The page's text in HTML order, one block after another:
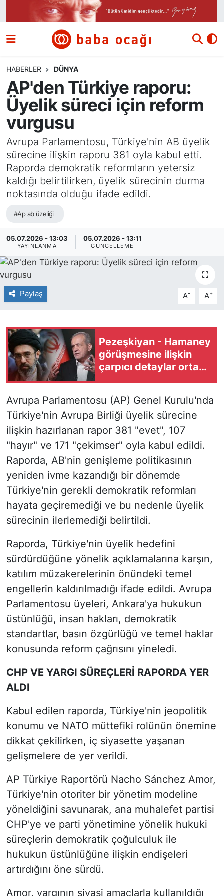
HABERLER DÜNYA
AP'den Türkiye raporu:
Üyelik süreci için reform
vurgusu
Avrupa Parlamentosu, Türkiye'nin AB üyelik
sürecine ilişkin raporu 381 oyla kabul etti.
Raporda demokratik reformların yetersiz
kaldığı belirtilirken, üyelik sürecinin durma
noktasında olduğu ifade edildi.
#Ap ab üzeliği
05.07.2026 - 13:03
YAYINLANMA
05.07.2026 - 13:11
GÜNCELLEME
Paylaş A- A+
Pezeşkiyan - Hamaney
görüşmesine ilişkin
çarpıcı detaylar ortaya
Avrupa Parlamentosu (AP) Genel Kurulu'nda
Türkiye'nin Avrupa Birliği üyelik sürecine
ilişkin hazırlanan rapor 381 "evet", 107
"hayır" ve 171 "çekimser" oyla kabul edildi.
Raporda, AB'nin genişleme politikasının
yeniden ivme kazandığı bir dönemde
Türkiye'nin gerekli demokratik reformları
hayata geçiremediği ve bu nedenle üyelik
sürecinin ilerlemediği belirtildi.
Raporda, Türkiye'nin üyelik hedefini
sürdürdüğüne yönelik açıklamalarına karşın,
katılım müzakerelerinin önündeki temel
engellerin kaldırılmadığı ifade edildi. Avrupa
Parlamentosu üyeleri, Ankara'ya hukukun
üstünlüğü, insan hakları, demokratik
standartlar, basın özgürlüğü ve temel haklar
konusunda reform çağrısını yineledi.
CHP VE YARGI SÜREÇLERİ RAPORDA YER
ALDI
Kabul edilen raporda, Türkiye'nin jeopolitik
konumu ve NATO müttefiki rolünün önemine
dikkat çekilirken, iç siyasette yaşanan
gelişmelere de yer verildi.
AP Türkiye Raportörü Nacho Sánchez Amor,
Türkiye'nin otoriter bir yönetim modeline
yöneldiğini savunarak, ana muhalefet partisi
CHP'ye ve parti yönetimine yönelik hukuki
süreçlerin demokratik çoğulculuk ile
hukukun üstünlüğüne ilişkin endişeleri
artırdığını öne sürdü.
Amor, yargının siyasi amaçlarla kullanıldığı
Siyaset
Ekonomi
Dünya
Kültür ve Sanat
Eğitim
Bilim ve Teknoloji
Yazı Dizisi
Nöbetçi Eczaneler
Hava Durumu
Namaz Vakitleri
Trafik Durumu
Süper Lig Puan Durumu ve Fikstür
Tüm Manşetler
Son Dakika Haberleri
Haber Arşivi